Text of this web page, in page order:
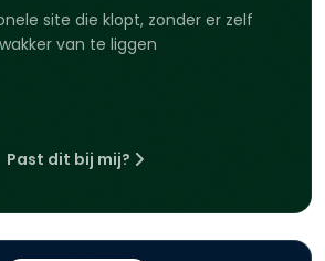
site die klopt, zonder er zelf
wakker van te liggen
Past dit bij mij?